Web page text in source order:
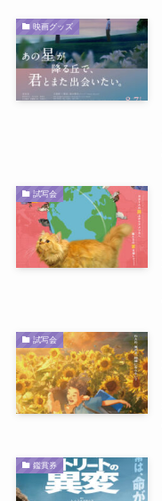
映画グッズ
試写会
試写会
鑑賞券